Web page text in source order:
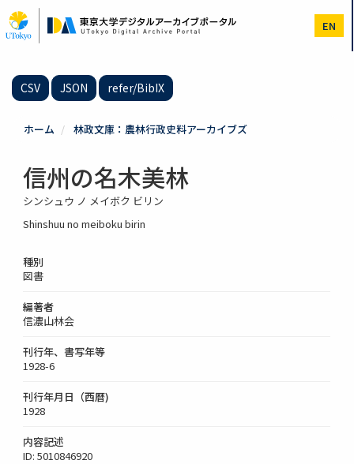
イ
ン
EN
CSV JSON refer/BibIX
ホーム 林政文庫：農林行政史料アーカイブズ
信州の名木美林
シンシュウ ノ メイボク ビリン
Shinshuu no meiboku birin
種別
図書
編著者
信濃山林会
刊行年、書写年等
1928-6
刊行年月日（西暦)
1928
内容記述
ID: 5010846920